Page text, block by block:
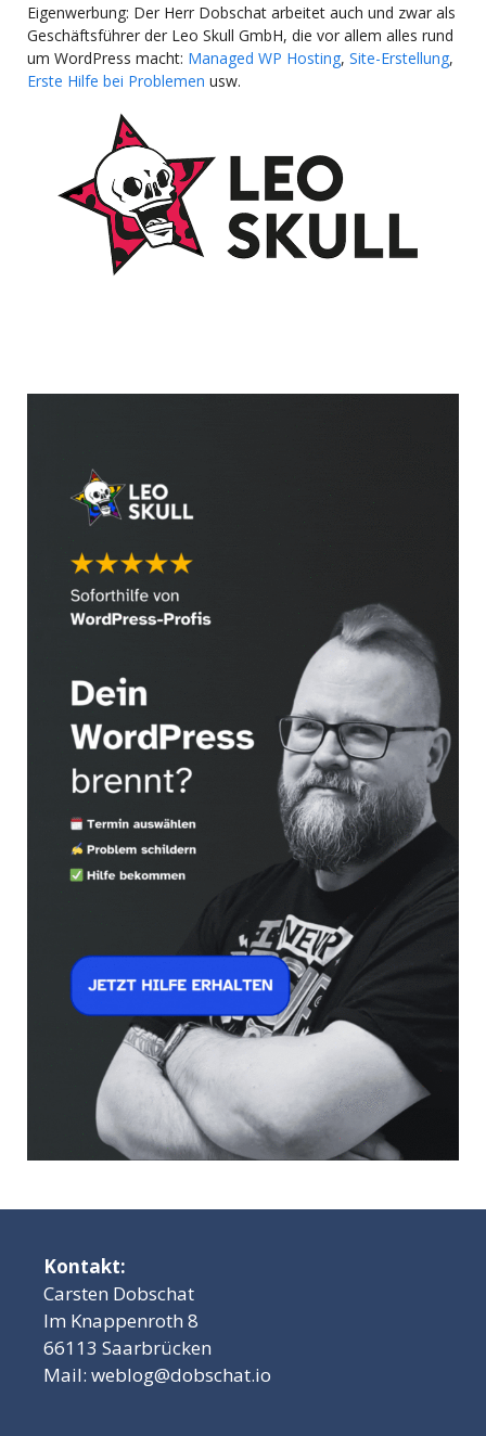
Eigenwerbung: Der Herr Dobschat arbeitet auch und zwar als
Geschäftsführer der Leo Skull GmbH, die vor allem alles rund
um WordPress macht: Managed WP Hosting, Site-Erstellung,
Erste Hilfe bei Problemen usw.
Kontakt:
Carsten Dobschat
Im Knappenroth 8
66113 Saarbrücken
Mail: weblog@dobschat.io